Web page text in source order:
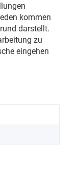
kommen
darstellt.
zu
eingehen